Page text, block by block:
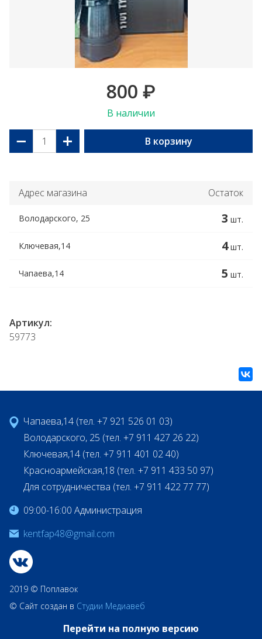
800 ₽
В наличии
− + В корзину
Адрес магазина Остаток
Володарского, 25 3 шт.
Ключевая,14 4шт.
Чапаева,14 5 шт.
Артикул:
59773
Чапаева,14 (тел. +7 921 526 01 03)
Володарского, 25 (тел. +7 911 427 26 22)
Ключевая,14 (тел. +7 911 401 02 40)
Красноармейская,18 (тел. +7 911 433 50 97)
Для сотрудничества (тел. +7 911 422 77 77)
09:00-16:00 Администрация
kentfap48@gmail.com
2019 © Поплавок
© Сайт создан в Студии Медиавеб
Перейти на полную версию